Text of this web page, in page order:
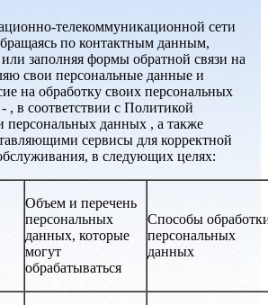
телекоммуникационной сети
по контактным данным,
заполняя формы обратной связи на
свои персональные данные и
на обработку своих персональных
, в соответствии с Политикой
персональных данных , а также
сервисы для корректной
в следующих целях:
Объем и перечень
персональных
данных, которые
могут
обрабатываться
Способы
персональных
данных